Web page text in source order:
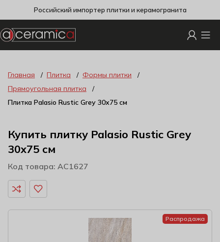
Российский импортер плитки и керамогранита
Главная Плитка
Формы плитки
Прямоугольная плитка
Плитка Palasio Rustic Grey 30х75 см
Купить плитку Palasio Rustic Grey
30х75 см
Код товара: AC1627
Распродажа